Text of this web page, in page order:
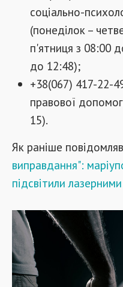
соціально-
(понеділок –
п'ятниця з 08:00
до 12:48);
+38(067) 417-22-
правової
15).
Як раніше
виправдання":
підсвітили